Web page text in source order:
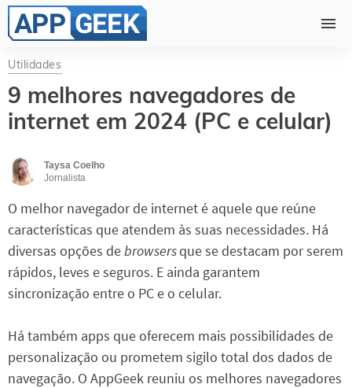
Utilidades
9 melhores navegadores de
internet em 2024 (PC e celular)
Taysa Coelho
Jornalista
O melhor navegador de internet é aquele que reúne
características que atendem às suas necessidades. Há
diversas opções debrowsersque se destacam por serem
rápidos, leves e seguros. E ainda garantem
sincronização entre o PC e o celular.
Há também apps que oferecem mais possibilidades de
personalização ou prometem sigilo total dos dados de
navegação. O AppGeek reuniu os melhores navegadores